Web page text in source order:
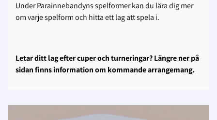
Under Parainnebandyns spelformer kan du lära dig mer
om varje spelform och hitta ett lag att spela i.
Letar ditt lag efter cuper och turneringar? Längre ner på
sidan finns information om kommande arrangemang.